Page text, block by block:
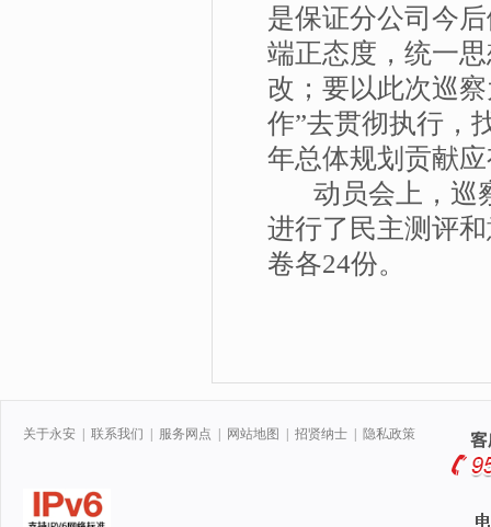
是保证分公司今
端正态度，统一
改；要以此次巡
作”去贯彻执行，
年总体规划贡献
动员会上，巡
进行了民主测评
卷各24份。
关于永安 联系我们 服务网点 网站地图 招贤纳士 隐私政策